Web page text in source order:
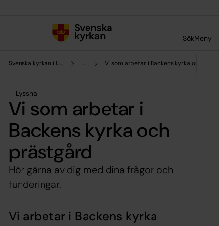
SökMeny
Svenska kyrkan i Umeå ... Vi som arbetar i Backens kyrka och
Lyssna
Vi som arbetar i
Backens kyrka och
prästgård
Hör gärna av dig med dina frågor och
funderingar.
Vi arbetar i Backens kyrka